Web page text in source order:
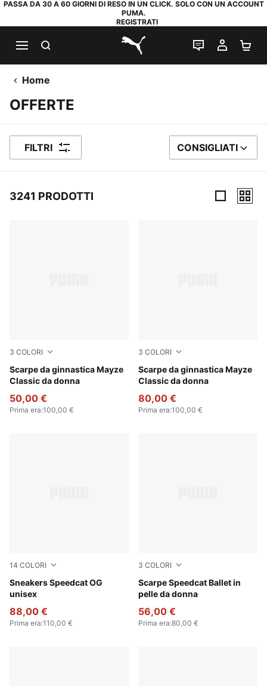
PASSA DA 30 A 60 GIORNI DI RESO IN UN CLICK. SOLO CON UN ACCOUNT
PUMA.
REGISTRATI
PUMA.com
CHAT IL MIO
Home
OFFERTE
FILTRI ORDINA PER
CONSIGLIATI
3241 PRODOTTI
3 COLORI
Scarpe da ginnastica Mayze
Classic da donna
Puma White
50,00 €
Prima era:100,00 €
3 COLORI
Scarpe da ginnastica Mayze
Classic da donna
Puma Black
80,00 €
Prima era:100,00 €
14 COLORI
Sneakers Speedcat OG
unisex
PUMA Black-PUMA White
88,00 €
Prima era:110,00 €
3 COLORI
Scarpe Speedcat Ballet in
pelle da donna
PUMA Black-PUMA White
56,00 €
Prima era:80,00 €